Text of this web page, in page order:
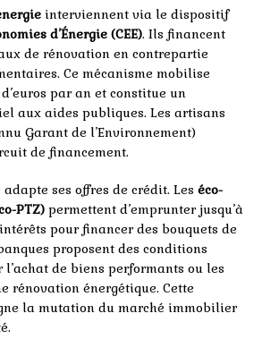
interviennent via le dispositif
d’Énergie (CEE). Ils financent
de rénovation en contrepartie
Ce mécanisme mobilise
par an et constitue un
aux aides publiques. Les artisans
Garant de l’Environnement)
de financement.
ses offres de crédit. Les éco-
PTZ) permettent d’emprunter jusqu’à
pour financer des bouquets de
proposent des conditions
de biens performants ou les
rénovation énergétique. Cette
la mutation du marché immobilier